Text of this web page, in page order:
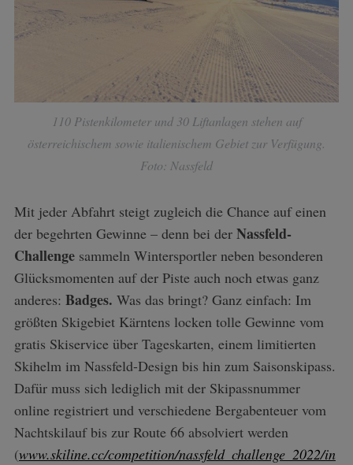
110 Pistenkilometer und 30 Liftanlagen stehen auf
österreichischem sowie italienischem Gebiet zur Verfügung.
Foto: Nassfeld
Mit jeder Abfahrt steigt zugleich die Chance auf einen
der begehrten Gewinne – denn bei der Nassfeld-
Challengesammeln Wintersportler neben besonderen
Glücksmomenten auf der Piste auch noch etwas ganz
anderes: Badges. Was das bringt? Ganz einfach: Im
größten Skigebiet Kärntens locken tolle Gewinne vom
gratis Skiservice über Tageskarten, einem limitierten
Skihelm im Nassfeld-Design bis hin zum Saisonskipass.
Dafür muss sich lediglich mit der Skipassnummer
online registriert und verschiedene Bergabenteuer vom
Nachtskilauf bis zur Route 66 absolviert werden
(www.skiline.cc/competition/nassfeld_challenge_2022/in